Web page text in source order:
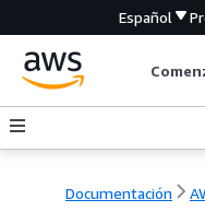
Español
Documentación